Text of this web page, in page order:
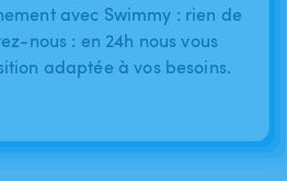
avec Swimmy : rien de
nous : en 24h nous vous
adaptée à vos besoins.